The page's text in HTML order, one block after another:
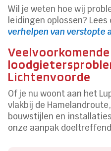
Wil je weten hoe wij
leidingen oplossen?
verhelpen van verstopte
Veelvoorkomende
Lichtenvoorde
Of je nu woont aan het
vlakbij de
bouwstijlen en
onze aanpak